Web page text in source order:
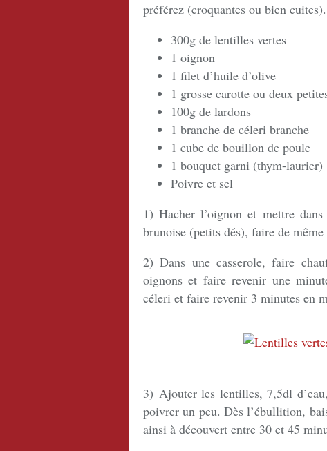
préférez (croquantes ou bien cuites).
300g de lentilles vertes
1 oignon
1 filet d’huile d’olive
1 grosse carotte ou deux
100g de lardons
1 branche de céleri branche
1 cube de bouillon de poule
1 bouquet garni (thym-laurier)
Poivre et sel
1) Hacher l’oignon et mettre
brunoise (petits dés), faire de même
2) Dans une casserole, faire
oignons et faire revenir une
céleri et faire revenir 3 minutes en
3) Ajouter les lentilles, 7,5dl
poivrer un peu. Dès l’ébullition,
ainsi à découvert entre 30 et 45